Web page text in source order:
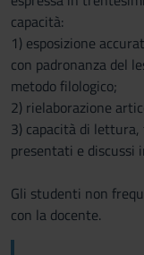
capacità:
1) esposizione
con padronanza del
metodo filologico;
2) rielaborazione
3) capacità di
presentati e discussi
Gli studenti non
con la docente.